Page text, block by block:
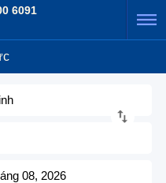
6091
08, 2026